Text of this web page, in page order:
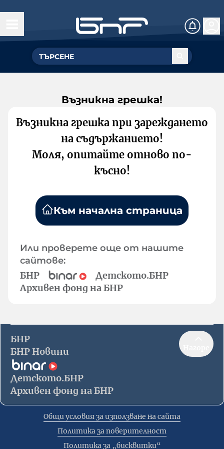
Възникна грешка!
Възникна грешка при зареждането
на съдържанието!
Моля, опитайте отново по-
късно!
Към начална страница
Или проверете още от нашите
сайтове:
БНР
Детското.БНР
Архивен фонд на БНР
БНР
БНР Новини
Детското.БНР
Архивен фонд на БНР
Общи условия за използване на сайта
Политика за поверителност
Политика за „бисквитки“